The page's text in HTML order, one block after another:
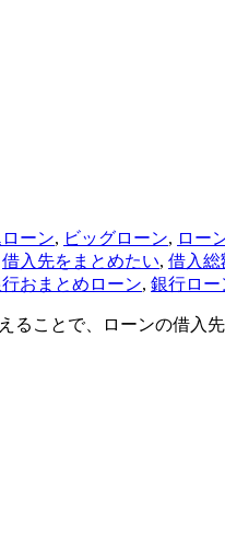
ーン, ビッグローン, ロー
借入先をまとめたい, 借入総
おまとめローン, 銀行ロー
ことで、ローンの借入